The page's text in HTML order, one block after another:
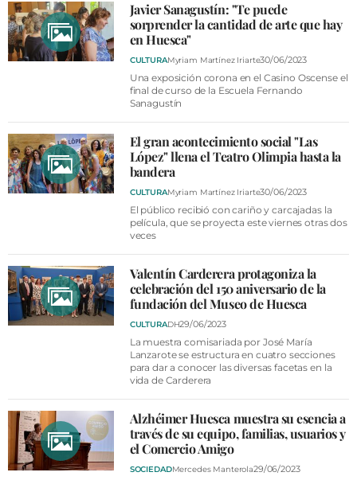
Javier Sanagustín: "Te puede
sorprender la cantidad de arte que hay
en Huesca"
CULTURAMyriam Martínez Iriarte30/06/2023
Una exposición corona en el Casino Oscense el
final de curso de la Escuela Fernando
Sanagustín
El gran acontecimiento social "Las
López" llena el Teatro Olimpia hasta la
bandera
CULTURAMyriam Martínez Iriarte30/06/2023
El público recibió con cariño y carcajadas la
película, que se proyecta este viernes otras dos
veces
Valentín Carderera protagoniza la
celebración del 150 aniversario de la
fundación del Museo de Huesca
CULTURADH29/06/2023
La muestra comisariada por José María
Lanzarote se estructura en cuatro secciones
para dar a conocer las diversas facetas en la
vida de Carderera
Alzhéimer Huesca muestra su esencia a
través de su equipo, familias, usuarios y
el Comercio Amigo
SOCIEDADMercedes Manterola29/06/2023